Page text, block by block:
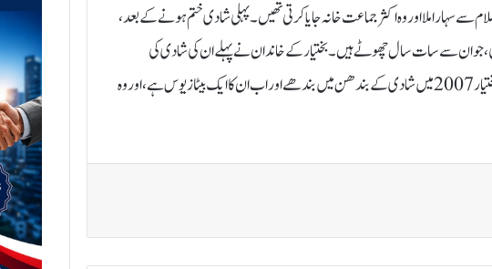
سے سہارا ملا اور وہ اکثر جماعت خانہ جایا کرتی تھیں۔پہلی شادی ختم ہونے کے بعد،
کی، جو ان سے سات سال چھوٹے ہیں۔ بختیار کے خاندان نے پہلے ان کی شادی کی
مخالفت کی، لیکن بعد میں دونوں کے خاندانوں نے اس رشتے کو قبول کر لیا۔طناز اور بختیار 2007 میں شادی کے بندھن میں بندھے اور اب ان کا ایک بیٹا زیوس ہے، اور وہ